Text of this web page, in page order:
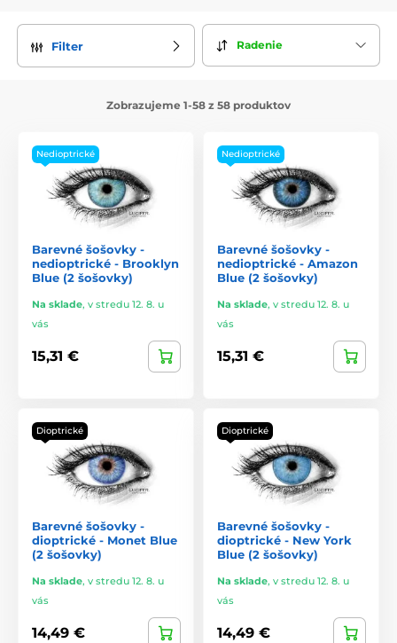
Filter Radenie
Zobrazujeme 1-58 z 58 produktov
Nedioptrické
Barevné šošovky -
nedioptrické - Brooklyn
Blue (2 šošovky)
Na sklade, v stredu 12. 8. u
vás
15,31 €
Nedioptrické
Barevné šošovky -
nedioptrické - Amazon
Blue (2 šošovky)
Na sklade, v stredu 12. 8. u
vás
15,31 €
Dioptrické
Barevné šošovky -
dioptrické - Monet Blue
(2 šošovky)
Na sklade, v stredu 12. 8. u
vás
14,49 €
Dioptrické
Barevné šošovky -
dioptrické - New York
Blue (2 šošovky)
Na sklade, v stredu 12. 8. u
vás
14,49 €